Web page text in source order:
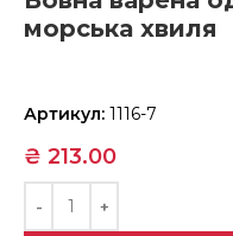
морська хвиля
Артикул:1116-7
₴ 213.00